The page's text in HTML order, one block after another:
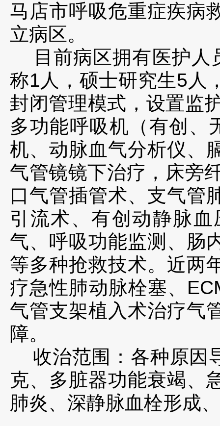
马店市呼吸危重症疾病
立病区。
目前病区拥有医护人
称1 人，硕士研究生5人
封闭管理模式，设置监
多功能呼吸机（有创、
机、动脉血气分析仪、
气管镜镜下治疗，床旁
口气管插管术、支气管
引流术、有创动静脉
气、呼吸功能监测、肠
等多种抢救技术。近两
疗急性肺动脉栓塞、
气管支架植入术治疗气
障。
收治范围：各种原因
克、多脏器功能衰竭、
肺炎、深静脉血栓形成